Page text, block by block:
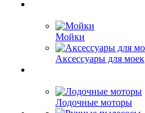
Мойки
Аксессуары для моек
Лодочные моторы